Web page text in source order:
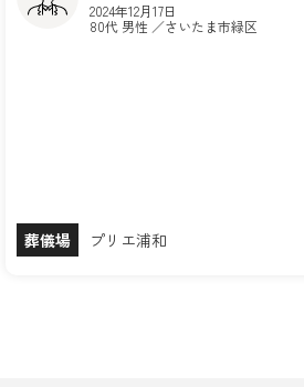
2024年12月17日
80代 男性 ／さいたま市緑区
葬儀場 プリエ浦和